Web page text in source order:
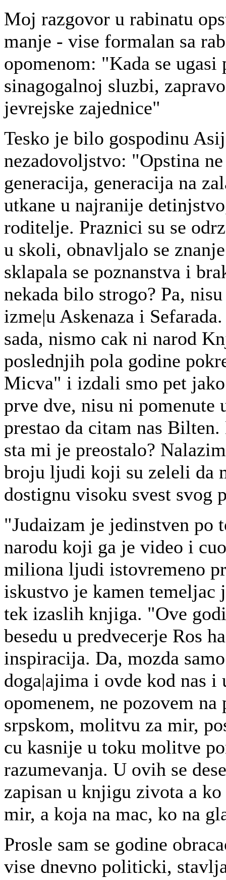
Moj razgovor u rabinatu
manje - vise formalan sa
opomenom: "Kada se
sinagogalnoj sluzbi,
jevrejske zajednice"
Tesko je bilo gospodinu
nezadovoljstvo: "Opstina
generacija, generacija na
utkane u najranije
roditelje. Praznici su se
u skoli, obnavljalo se
sklapala se poznanstva i
nekada bilo strogo? Pa,
izme|u Askenaza i
sada, nismo cak ni narod
poslednjih pola godine
Micva" i izdali smo pet
prve dve, nisu ni pomenute
prestao da citam nas
sta mi je preostalo?
broju ljudi koji su zeleli da
dostignu visoku svest svog
"Judaizam je jedinstven po
narodu koji ga je video i
miliona ljudi istovremeno
iskustvo je kamen
tek izaslih knjiga. "Ove
besedu u predvecerje Ros
inspiracija. Da, mozda
doga|ajima i ovde kod nas i
opomenem, ne pozovem
srpskom, molitvu za mir,
cu kasnije u toku molitve
razumevanja. U ovih se
zapisan u knjigu zivota a
mir, a koja na mac, ko na
Prosle sam se godine
vise dnevno politicki,